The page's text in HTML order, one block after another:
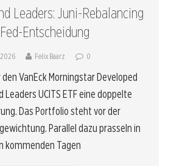
Leaders: Juni-Rebalancing
Entscheidung
Felix Baarz 0
VanEck Morningstar Developed
Leaders UCITS ETF eine doppelte
Das Portfolio steht vor der
Parallel dazu prasseln in
kommenden Tagen